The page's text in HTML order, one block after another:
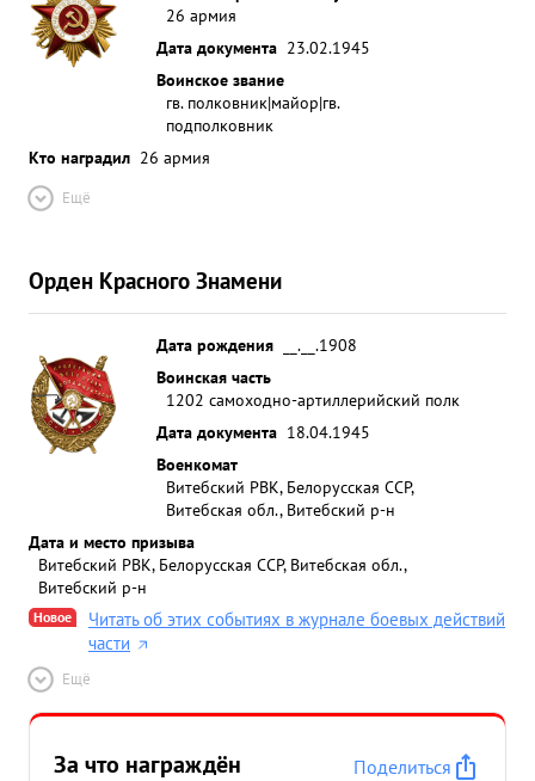
26 армия
Дата документа 23.02.1945
Воинское звание
гв. полковник|майор|гв.
подполковник
Кто наградил 26 армия
Ещё
Орден Красного Знамени
Дата рождения
__.__.1908
Воинская часть
1202 самоходно-артиллерийский полк
Дата документа 18.04.1945
Военкомат
Витебский РВК, Белорусская ССР,
Витебская обл., Витебский р-н
Дата и место призыва
Витебский РВК, Белорусская ССР, Витебская обл.,
Витебский р-н
Новое
Читать об этих событиях в журнале боевых действий
части
Ещё
За что награждён
Поделиться